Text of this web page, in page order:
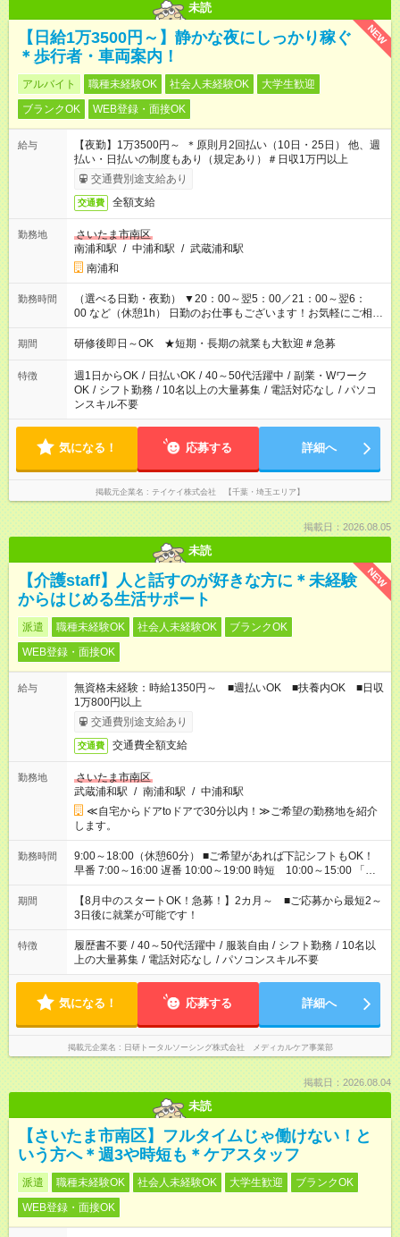
未読
NEW
【日給1万3500円～】静かな夜にしっかり稼ぐ
＊歩行者・車両案内！
アルバイト 職種未経験OK 社会人未経験OK
大学生歓迎
ブランクOK
WEB登録・面接OK
給与
【夜勤】1万3500円～ ＊原則月2回払い（10日・25日） 他、週
払い・日払いの制度もあり（規定あり）＃日収1万円以上
交通費別途支給あり
交通費 全額支給
勤務地
さいたま市南区
南浦和駅 / 中浦和駅 / 武蔵浦和駅
南浦和
勤務時間
（選べる日勤・夜勤） ▼20：00～翌5：00／21：00～翌6：
00 など（休憩1h） 日勤のお仕事もございます！お気軽にご相談
ください！
期間 研修後即日～OK ★短期・長期の就業も大歓迎＃急募
特徴 週1日からOK / 日払いOK / 40～50代活躍中 / 副業・Wワーク
OK / シフト勤務 / 10名以上の大量募集 / 電話対応なし / パソコ
ンスキル不要
気になる！ 応募する 詳細へ
掲載元企業名 テイケイ株式会社 【千葉・埼玉エリア】
掲載日：2026.08.05
未読
NEW
【介護staff】人と話すのが好きな方に＊未経験
からはじめる生活サポート
派遣 職種未経験OK 社会人未経験OK
ブランクOK
WEB登録・面接OK
給与
無資格未経験：時給1350円～ ■週払いOK ■扶養内OK ■日収
1万800円以上
交通費別途支給あり
交通費 交通費全額支給
勤務地
さいたま市南区
武蔵浦和駅 / 南浦和駅 / 中浦和駅
≪自宅からドアtoドアで30分以内！≫ご希望の勤務地を紹介
します。
勤務時間
9:00～18:00（休憩60分） ■ご希望があれば下記シフトもOK！
早番 7:00～16:00 遅番 10:00～19:00 時短 10:00～15:00 「家
族と休みを合わせたい」 「余裕を持って夕飯の準備がしたい」
「できれば残業はしたくない」 など、ご希望を教えてください
ね。 ※Wワーク希望の方へ 今ご覧のお仕事で希望する勤務時間
と、もう1つのお仕事の勤務時間。 合計で週40時間を超える場
合は応募できません。
期間
【8月中のスタートOK！急募！】2カ月～ ■ご応募から最短2～
3日後に就業が可能です！
特徴 履歴書不要 / 40～50代活躍中 / 服装自由 / シフト勤務 / 10名以
上の大量募集 / 電話対応なし / パソコンスキル不要
気になる！ 応募する 詳細へ
掲載元企業名 日研トータルソーシング株式会社 メディカルケア事業部
掲載日：2026.08.04
未読
【さいたま市南区】フルタイムじゃ働けない！と
いう方へ＊週3や時短も＊ケアスタッフ
派遣 職種未経験OK 社会人未経験OK 大学生歓迎
ブランクOK
WEB登録・面接OK